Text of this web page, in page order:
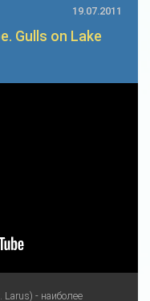
19.07.2011
Gulls on Lake
- наиболее